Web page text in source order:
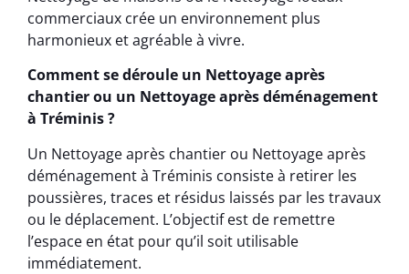
commerciaux crée un environnement plus
harmonieux et agréable à vivre.
Comment se déroule un Nettoyage après
chantier ou un Nettoyage après déménagement
à Tréminis ?
Un Nettoyage après chantier ou Nettoyage après
déménagement à Tréminis consiste à retirer les
poussières, traces et résidus laissés par les travaux
ou le déplacement. L’objectif est de remettre
l’espace en état pour qu’il soit utilisable
immédiatement.